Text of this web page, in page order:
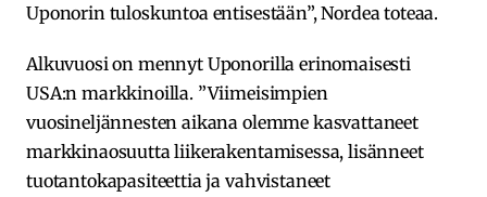
Uponorin tuloskuntoa entisestään”, Nordea toteaa.
Alkuvuosi on mennyt Uponorilla erinomaisesti
USA:n markkinoilla. ”Viimeisimpien
vuosineljännesten aikana olemme kasvattaneet
markkinaosuutta liikerakentamisessa, lisänneet
tuotantokapasiteettia ja vahvistaneet